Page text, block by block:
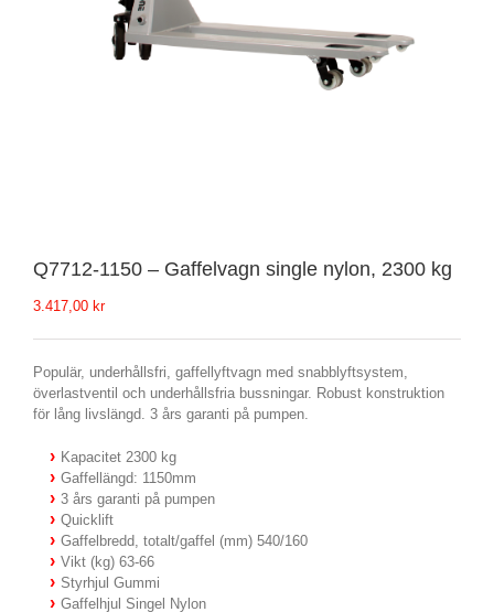
Q7712-1150 – Gaffelvagn single nylon, 2300 kg
3.417,00 kr
Populär, underhållsfri, gaffellyftvagn med snabblyftsystem,
överlastventil och underhållsfria bussningar. Robust konstruktion
för lång livslängd. 3 års garanti på pumpen.
Kapacitet 2300 kg
Gaffellängd: 1150mm
3 års garanti på pumpen
Quicklift
Gaffelbredd, totalt/gaffel (mm) 540/160
Vikt (kg) 63-66
Styrhjul Gummi
Gaffelhjul Singel Nylon